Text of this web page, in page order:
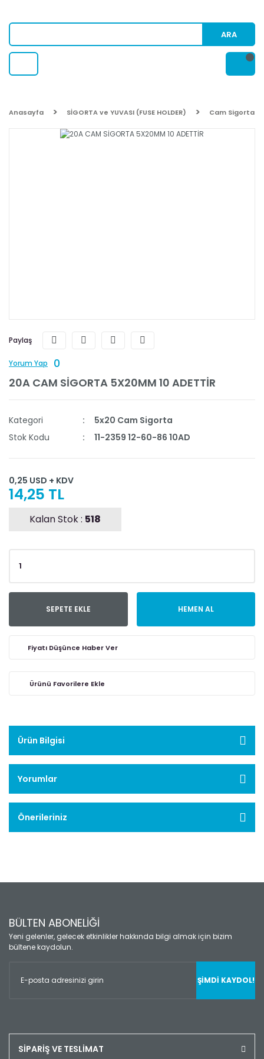
ARA
Anasayfa SİGORTA ve YUVASI (FUSE HOLDER) Cam Sigorta
Paylaş
Yorum Yap
0
20A CAM SİGORTA 5X20MM 10 ADETTİR
Kategori
5x20 Cam Sigorta
Stok Kodu
11-2359 12-60-86 10AD
0,25 USD + KDV
14,25 TL
Kalan Stok : 518
SEPETE EKLE HEMEN AL
Fiyatı Düşünce Haber Ver
Ürün Bilgisi
Yorumlar
Önerileriniz
BÜLTEN ABONELİĞİ
Yeni gelenler, gelecek etkinlikler hakkında bilgi almak için bizim
bültene kaydolun.
ŞİMDİ KAYDOL!
SİPARİŞ VE TESLİMAT